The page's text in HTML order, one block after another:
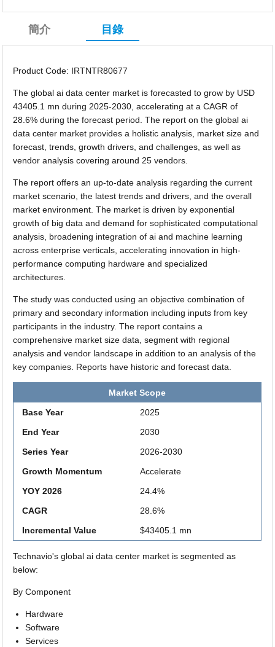
簡介 目錄
Product Code: IRTNTR80677
The global ai data center market is forecasted to grow by USD
43405.1 mn during 2025-2030, accelerating at a CAGR of
28.6% during the forecast period. The report on the global ai
data center market provides a holistic analysis, market size and
forecast, trends, growth drivers, and challenges, as well as
vendor analysis covering around 25 vendors.
The report offers an up-to-date analysis regarding the current
market scenario, the latest trends and drivers, and the overall
market environment. The market is driven by exponential
growth of big data and demand for sophisticated computational
analysis, broadening integration of ai and machine learning
across enterprise verticals, accelerating innovation in high-
performance computing hardware and specialized
architectures.
The study was conducted using an objective combination of
primary and secondary information including inputs from key
participants in the industry. The report contains a
comprehensive market size data, segment with regional
analysis and vendor landscape in addition to an analysis of the
key companies. Reports have historic and forecast data.
Market Scope
Base Year
2025
End Year
2030
Series Year
2026-2030
Growth Momentum
Accelerate
YOY 2026
24.4%
CAGR
28.6%
Incremental Value
$43405.1 mn
Technavio's global ai data center market is segmented as
below:
By Component
Hardware
Software
Services